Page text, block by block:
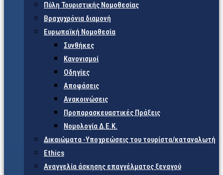
Πύλη Τουριστικής Νομοθεσίας
Βραχυχρόνια διαμονή
Ευρωπαϊκή Νομοθεσία
Συνθήκες
Κανονισμοί
Οδηγίες
Αποφάσεις
Ανακοινώσεις
Προπαρασκευαστικές Πράξεις
Νομολογία Δ.Ε.Κ.
Δικαιώματα -Υποχρεώσεις του τουρίστα/καταναλωτή
Ethics
Αναγγελία άσκησης επαγγέλματος ξεναγού